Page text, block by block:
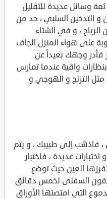
وسائل عديدة للتقليل
و التدخين السلبي ، حد من
، و في الشتاء
على هواء المنزل الجاف
فأدر وجهك بعيداً عن
واقية عندما تمارس
التزلج و الهوجي و
فاذهب إلى طبيبك ، و يتم
عديدة ، فاختبار
العين حيث توضع
السفلى لخمس دقائق
التي امتصتها الأوراق